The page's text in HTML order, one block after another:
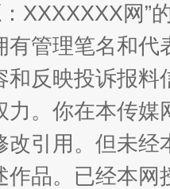
XXXXXXX网”
有管理笔名和
和反映投诉报
力。你在本传
改引用。但未
作品。已经本